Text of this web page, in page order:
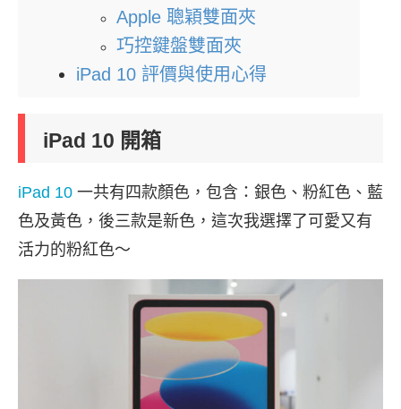
Apple 聰穎雙面夾
巧控鍵盤雙面夾
iPad 10 評價與使用心得
iPad 10 開箱
iPad 10 一共有四款顏色，包含：銀色、粉紅色、藍
色及黃色，後三款是新色，這次我選擇了可愛又有
活力的粉紅色～